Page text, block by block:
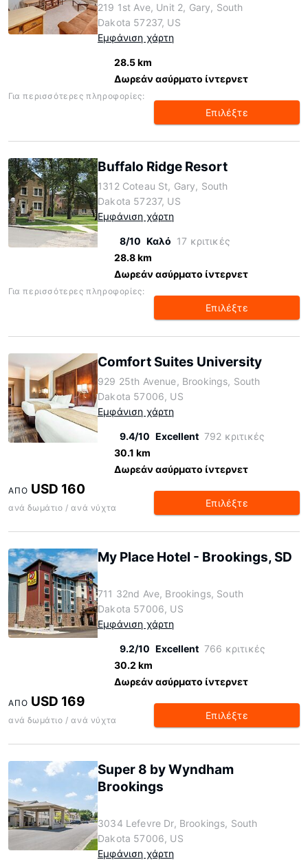
219 1st Ave, Unit 2, Gary, South
Dakota 57237, US
Εμφάνιση χάρτη
28.5 km
Δωρεάν ασύρματο ίντερνετ
Για περισσότερες πληροφορίες:
Επιλέξτε
Buffalo Ridge Resort
1312 Coteau St, Gary, South
Dakota 57237, US
Εμφάνιση χάρτη
8/10 Καλό 17 κριτικές
28.8 km
Δωρεάν ασύρματο ίντερνετ
Για περισσότερες πληροφορίες:
Επιλέξτε
Comfort Suites University
929 25th Avenue, Brookings, South
Dakota 57006, US
Εμφάνιση χάρτη
9.4/10 Excellent 792 κριτικές
30.1 km
Δωρεάν ασύρματο ίντερνετ
ΑΠΌ USD 160
ανά δωμάτιο / ανά νύχτα Επιλέξτε
My Place Hotel - Brookings, SD
711 32nd Ave, Brookings, South
Dakota 57006, US
Εμφάνιση χάρτη
9.2/10 Excellent 766 κριτικές
30.2 km
Δωρεάν ασύρματο ίντερνετ
ΑΠΌ USD 169
ανά δωμάτιο / ανά νύχτα Επιλέξτε
Super 8 by Wyndham
Brookings
3034 Lefevre Dr, Brookings, South
Dakota 57006, US
Εμφάνιση χάρτη